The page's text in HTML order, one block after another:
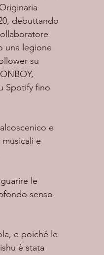
debuttando
una legione
su
Spotify fino
e
e
senso
è stata